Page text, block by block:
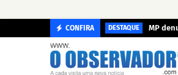
CONFIRA DESTAQUE MP